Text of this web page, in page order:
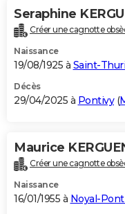
Seraphine
Créer une cagnotte
Naissance
19/08/1925 à Saint-
Décès
29/04/2025 à Pontivy(
Maurice
Créer une cagnotte
Naissance
16/01/1955 à Noyal-